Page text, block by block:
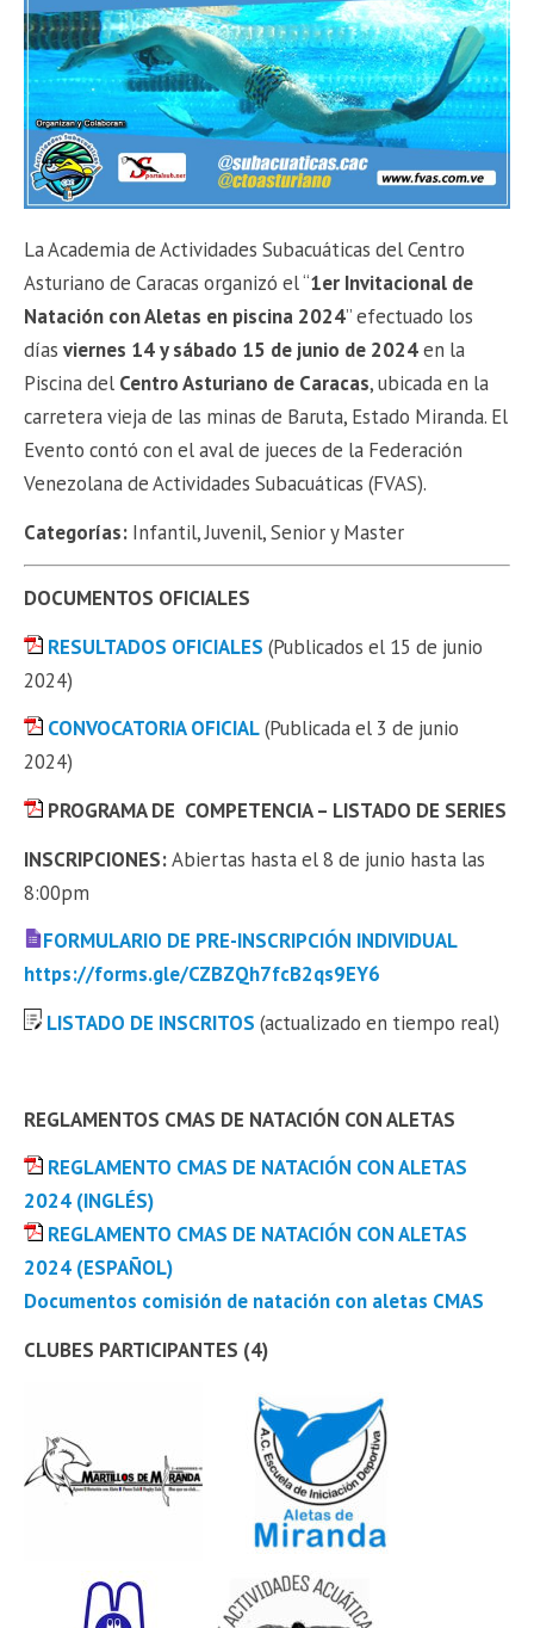
La Academia de Actividades Subacuáticas del Centro
Asturiano de Caracas organizó el “1er Invitacional de
Natación con Aletas en piscina 2024” efectuado los
díasviernes 14 y sábado 15 de junio de 2024en la
Piscina del Centro Asturiano de Caracas, ubicada en la
carretera vieja de las minas de Baruta, Estado Miranda. El
Evento contó con el aval de jueces de la Federación
Venezolana de Actividades Subacuáticas (FVAS).
Categorías: Infantil, Juvenil, Senior y Master
DOCUMENTOS OFICIALES
RESULTADOS OFICIALES (Publicados el 15 de junio
2024)
CONVOCATORIA OFICIAL(Publicada el 3 de junio
2024)
PROGRAMA DE COMPETENCIA – LISTADO DE SERIES
INSCRIPCIONES:Abiertas hasta el 8 de junio hasta las
8:00pm
FORMULARIO DE PRE-INSCRIPCIÓN INDIVIDUAL
https://forms.gle/CZBZQh7fcB2qs9EY6
LISTADO DE INSCRITOS (actualizado en tiempo real)
REGLAMENTOS CMAS DE NATACIÓN CON ALETAS
REGLAMENTO CMAS DE NATACIÓN CON ALETAS
2024 (INGLÉS)
REGLAMENTO CMAS DE NATACIÓN CON ALETAS
2024 (ESPAÑOL)
Documentos comisión de natación con aletas CMAS
CLUBES PARTICIPANTES (4)